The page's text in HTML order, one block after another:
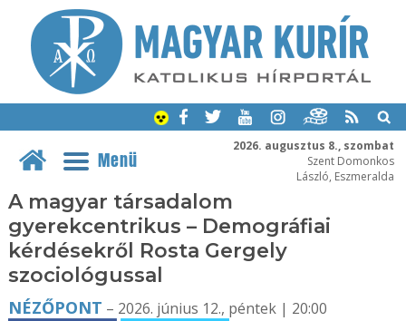
2026. augusztus 8., szombat
Szent Domonkos
László, Eszmeralda
Menü
A magyar társadalom
gyerekcentrikus – Demográfiai
kérdésekről Rosta Gergely
szociológussal
NÉZŐPONT – 2026. június 12., péntek | 20:00